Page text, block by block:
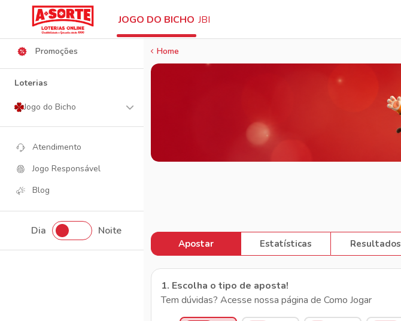
JOGO DO BICHO JBI
Home
Apostar Estatísticas Resultados
1. Escolha o tipo de aposta!
Tem dúvidas? Acesse nossa página de Como Jogar
Promoções
Loterias
Jogo do Bicho
Atendimento
Jogo Responsável
Blog
Dia Noite